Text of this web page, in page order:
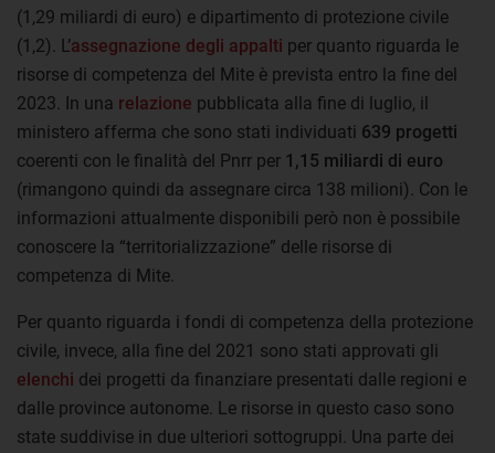
(1,29 miliardi di euro) e dipartimento di protezione civile
(1,2). L’assegnazione degli appalti per quanto riguarda le
risorse di competenza del Mite è prevista entro la fine del
2023. In una relazione pubblicata alla fine di luglio, il
ministero afferma che sono stati individuati 639 progetti
coerenti con le finalità del Pnrr per 1,15 miliardi di euro
(rimangono quindi da assegnare circa 138 milioni). Con le
informazioni attualmente disponibili però non è possibile
conoscere la “territorializzazione” delle risorse di
competenza di Mite.
Per quanto riguarda i fondi di competenza della protezione
civile, invece, alla fine del 2021 sono stati approvati gli
elenchi dei progetti da finanziare presentati dalle regioni e
dalle province autonome. Le risorse in questo caso sono
state suddivise in due ulteriori sottogruppi. Una parte dei